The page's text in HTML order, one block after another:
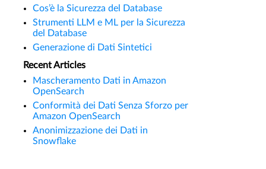
Cos’è la Sicurezza del Database
Strumenti LLM e ML per la Sicurezza
del Database
Generazione di Dati Sintetici
Recent Articles
Mascheramento Dati in Amazon
OpenSearch
Conformità dei Dati Senza Sforzo per
Amazon OpenSearch
Anonimizzazione dei Dati in
Snowflake